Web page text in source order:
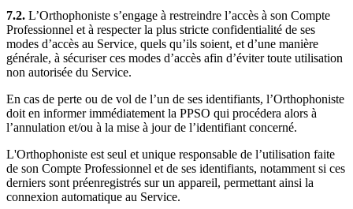
7.2. L’Orthophoniste s’engage à restreindre l’accès à son Compte
Professionnel et à respecter la plus stricte confidentialité de ses
modes d’accès au Service, quels qu’ils soient, et d’une manière
générale, à sécuriser ces modes d’accès afin d’éviter toute utilisation
non autorisée du Service.
En cas de perte ou de vol de l’un de ses identifiants, l’Orthophoniste
doit en informer immédiatement la PPSO qui procédera alors à
l’annulation et/ou à la mise à jour de l’identifiant concerné.
L'Orthophoniste est seul et unique responsable de l’utilisation faite
de son Compte Professionnel et de ses identifiants, notamment si ces
derniers sont préenregistrés sur un appareil, permettant ainsi la
connexion automatique au Service.